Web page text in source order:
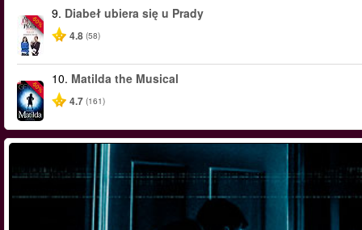
-50%
9. Diabeł ubiera się u Prady
4.8 (58)
-50%
10. Matilda the Musical
4.7 (161)